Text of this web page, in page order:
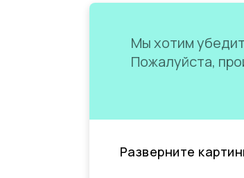
Мы хотим
Пожалуйста,
Разверните